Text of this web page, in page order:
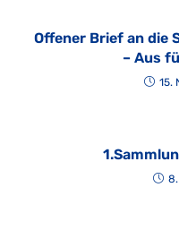
Offener Brief an die
– Aus
15.